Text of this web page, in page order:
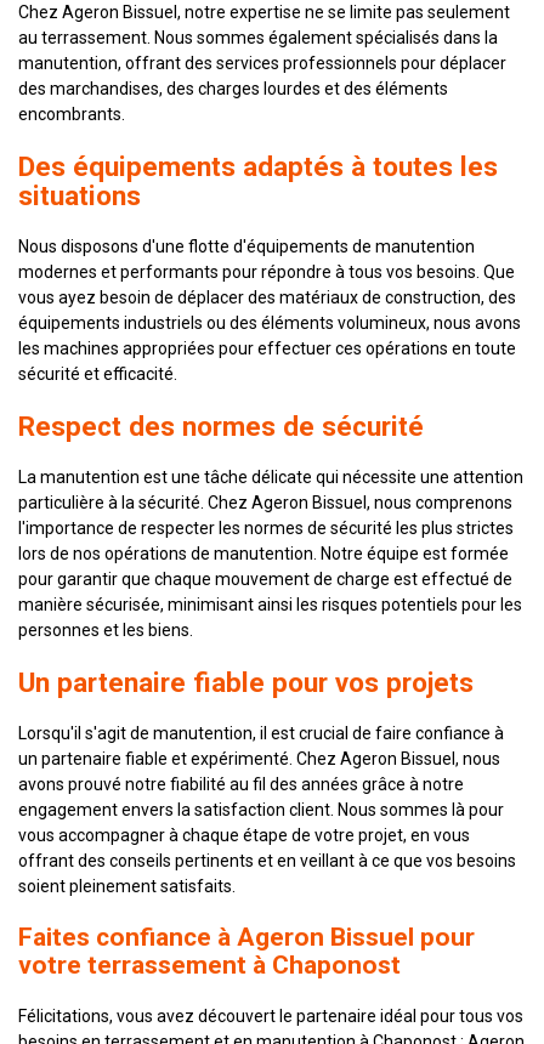
Chez Ageron Bissuel, notre expertise ne se limite pas seulement
au terrassement. Nous sommes également spécialisés dans la
manutention, offrant des services professionnels pour déplacer
des marchandises, des charges lourdes et des éléments
encombrants.
Des équipements adaptés à toutes les
situations
Nous disposons d'une flotte d'équipements de manutention
modernes et performants pour répondre à tous vos besoins. Que
vous ayez besoin de déplacer des matériaux de construction, des
équipements industriels ou des éléments volumineux, nous avons
les machines appropriées pour effectuer ces opérations en toute
sécurité et efficacité.
Respect des normes de sécurité
La manutention est une tâche délicate qui nécessite une attention
particulière à la sécurité. Chez Ageron Bissuel, nous comprenons
l'importance de respecter les normes de sécurité les plus strictes
lors de nos opérations de manutention. Notre équipe est formée
pour garantir que chaque mouvement de charge est effectué de
manière sécurisée, minimisant ainsi les risques potentiels pour les
personnes et les biens.
Un partenaire fiable pour vos projets
Lorsqu'il s'agit de manutention, il est crucial de faire confiance à
un partenaire fiable et expérimenté. Chez Ageron Bissuel, nous
avons prouvé notre fiabilité au fil des années grâce à notre
engagement envers la satisfaction client. Nous sommes là pour
vous accompagner à chaque étape de votre projet, en vous
offrant des conseils pertinents et en veillant à ce que vos besoins
soient pleinement satisfaits.
Faites confiance à Ageron Bissuel pour
votre terrassement à Chaponost
Félicitations, vous avez découvert le partenaire idéal pour tous vos